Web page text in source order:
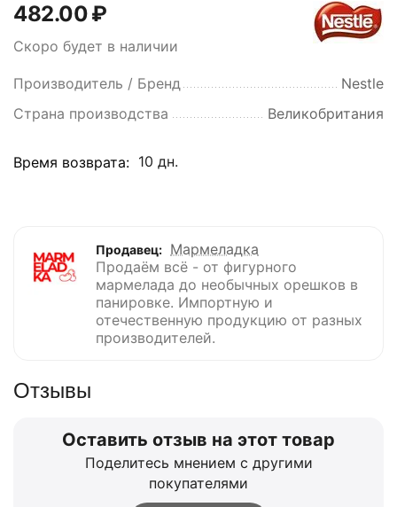
482.00₽
Скоро будет в наличии
Производитель / Бренд
Nestle
Страна производства
Великобритания
Время возврата: 10 дн.
Продавец: Мармеладка
Продаём всё - от фигурного
мармелада до необычных орешков в
панировке. Импортную и
отечественную продукцию от разных
производителей.
Отзывы
Оставить отзыв на этот товар
Поделитесь мнением с другими
покупателями